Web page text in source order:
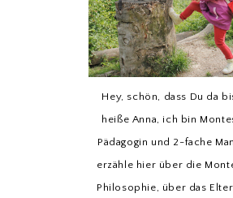
Hey, schön, dass Du da
heiße Anna, ich bin
Pädagogin und 2-fache
erzähle hier über die
Philosophie, über das